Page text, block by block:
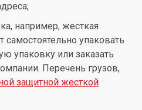
например, жесткая
упаковать
упаковку или заказать
Перечень грузов,
защитной жесткой